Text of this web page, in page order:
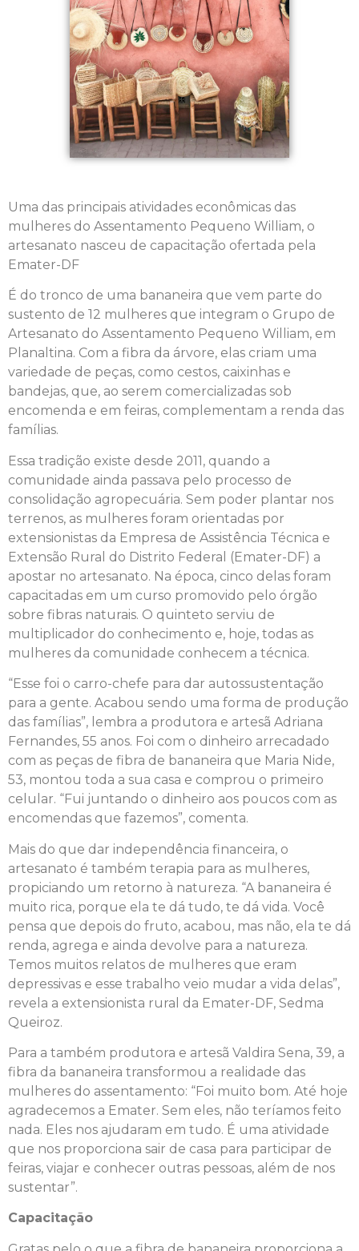
Uma das principais atividades econômicas das
mulheres do Assentamento Pequeno William, o
artesanato nasceu de capacitação ofertada pela
Emater-DF
É do tronco de uma bananeira que vem parte do
sustento de 12 mulheres que integram o Grupo de
Artesanato do Assentamento Pequeno William, em
Planaltina. Com a fibra da árvore, elas criam uma
variedade de peças, como cestos, caixinhas e
bandejas, que, ao serem comercializadas sob
encomenda e em feiras, complementam a renda das
famílias.
Essa tradição existe desde 2011, quando a
comunidade ainda passava pelo processo de
consolidação agropecuária. Sem poder plantar nos
terrenos, as mulheres foram orientadas por
extensionistas da Empresa de Assistência Técnica e
Extensão Rural do Distrito Federal (Emater-DF) a
apostar no artesanato. Na época, cinco delas foram
capacitadas em um curso promovido pelo órgão
sobre fibras naturais. O quinteto serviu de
multiplicador do conhecimento e, hoje, todas as
mulheres da comunidade conhecem a técnica.
“Esse foi o carro-chefe para dar autossustentação
para a gente. Acabou sendo uma forma de produção
das famílias”, lembra a produtora e artesã Adriana
Fernandes, 55 anos. Foi com o dinheiro arrecadado
com as peças de fibra de bananeira que Maria Nide,
53, montou toda a sua casa e comprou o primeiro
celular. “Fui juntando o dinheiro aos poucos com as
encomendas que fazemos”, comenta.
Mais do que dar independência financeira, o
artesanato é também terapia para as mulheres,
propiciando um retorno à natureza. “A bananeira é
muito rica, porque ela te dá tudo, te dá vida. Você
pensa que depois do fruto, acabou, mas não, ela te dá
renda, agrega e ainda devolve para a natureza.
Temos muitos relatos de mulheres que eram
depressivas e esse trabalho veio mudar a vida delas”,
revela a extensionista rural da Emater-DF, Sedma
Queiroz.
Para a também produtora e artesã Valdira Sena, 39, a
fibra da bananeira transformou a realidade das
mulheres do assentamento: “Foi muito bom. Até hoje
agradecemos a Emater. Sem eles, não teríamos feito
nada. Eles nos ajudaram em tudo. É uma atividade
que nos proporciona sair de casa para participar de
feiras, viajar e conhecer outras pessoas, além de nos
sustentar”.
Capacitação